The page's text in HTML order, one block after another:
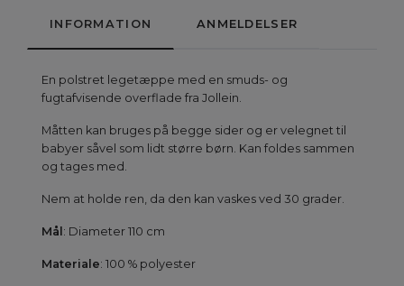
INFORMATION ANMELDELSER
En polstret legetæppe med en smuds- og
fugtafvisende overflade fra Jollein.
Måtten kan bruges på begge sider og er velegnet til
babyer såvel som lidt større børn. Kan foldes sammen
og tages med.
Nem at holde ren, da den kan vaskes ved 30 grader.
Mål: Diameter 110 cm
Materiale: 100 % polyester